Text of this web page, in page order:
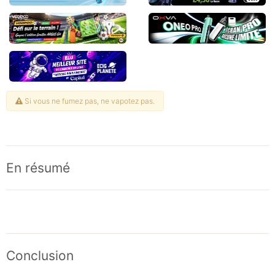
Si vous ne fumez pas, ne vapotez pas.
En résumé
Conclusion